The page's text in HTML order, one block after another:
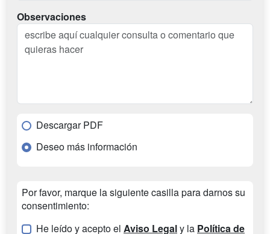
Observaciones
Descargar PDF
Deseo más información
Por favor, marque la siguiente casilla para darnos su
consentimiento:
He leído y acepto el Aviso Legaly la Política de